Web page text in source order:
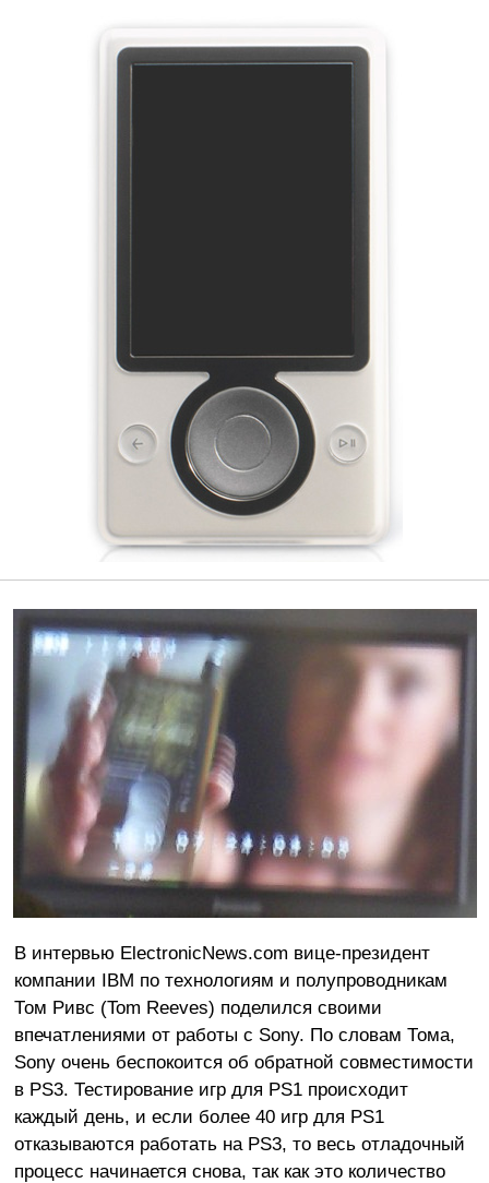
В интервью ElectronicNews.com вице-президент
компании IBM по технологиям и полупроводникам
Том Ривс (Tom Reeves) поделился своими
впечатлениями от работы с Sony. По словам Тома,
Sony очень беспокоится об обратной совместимости
в PS3. Тестирование игр для PS1 происходит
каждый день, и если более 40 игр для PS1
отказываются работать на PS3, то весь отладочный
процесс начинается снова, так как это количество